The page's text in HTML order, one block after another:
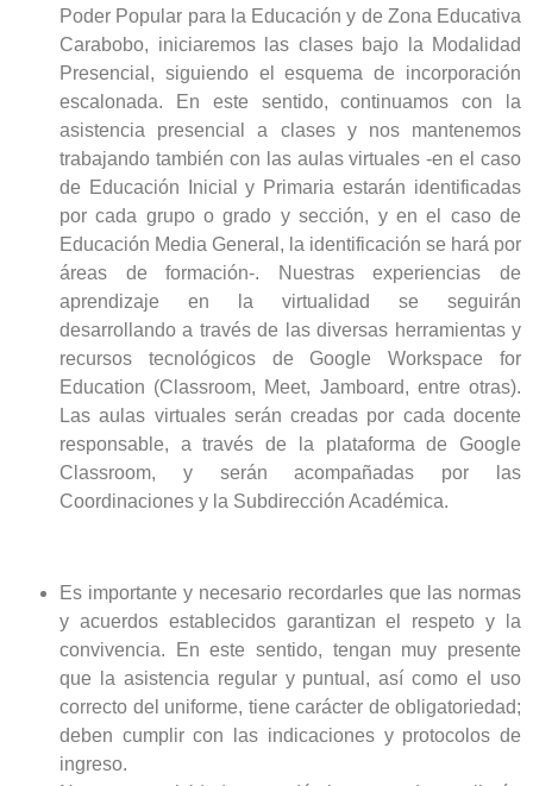
Poder Popular para la Educación y de Zona Educativa
Carabobo, iniciaremos las clases bajo la Modalidad
Presencial, siguiendo el esquema de incorporación
escalonada. En este sentido, continuamos con la
asistencia presencial a clases y nos mantenemos
trabajando también con las aulas virtuales -en el caso
de Educación Inicial y Primaria estarán identificadas
por cada grupo o grado y sección, y en el caso de
Educación Media General, la identificación se hará por
áreas de formación-. Nuestras experiencias de
aprendizaje en la virtualidad se seguirán
desarrollando a través de las diversas herramientas y
recursos tecnológicos de Google Workspace for
Education (Classroom, Meet, Jamboard, entre otras).
Las aulas virtuales serán creadas por cada docente
responsable, a través de la plataforma de Google
Classroom, y serán acompañadas por las
Coordinaciones y la Subdirección Académica.
Es importante y necesario recordarles que las normas
y acuerdos establecidos garantizan el respeto y la
convivencia. En este sentido, tengan muy presente
que la asistencia regular y puntual, así como el uso
correcto del uniforme, tiene carácter de obligatoriedad;
deben cumplir con las indicaciones y protocolos de
ingreso.